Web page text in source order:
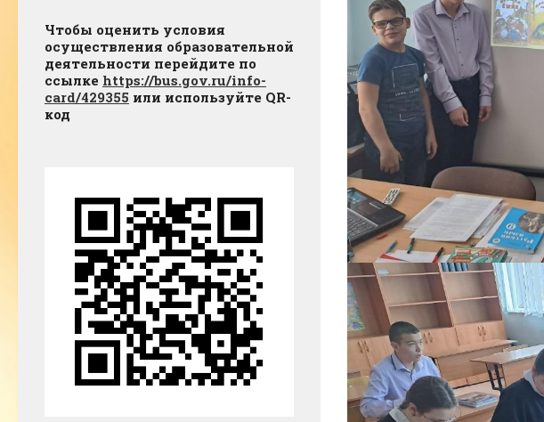
Чтобы оценить условия
осуществления образовательной
деятельности перейдите по
ссылке https://bus.gov.ru/info-
card/429355 или используйте QR-
код